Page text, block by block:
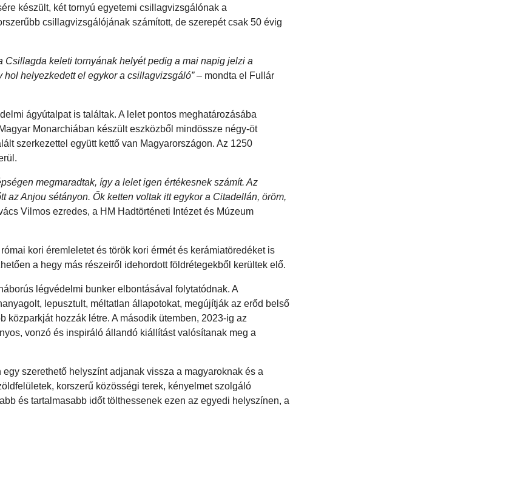
készült, két tornyú egyetemi csillagvizsgálónak a
csillagvizsgálójának számított, de szerepét csak 50 évig
Csillagda keleti tornyának helyét pedig a mai napig jelzi a
helyezkedett el egykor a csillagvizsgáló”– mondta el Fullár
ágyútalpat is találtak. A lelet pontos meghatározásába
Monarchiában készült eszközből mindössze négy-öt
szerkezettel együtt kettő van Magyarországon. Az 1250
megmaradtak, így a lelet igen értékesnek számít. Az
az Anjou sétányon. Ők ketten voltak itt egykor a Citadellán, öröm,
Vilmos ezredes, a HM Hadtörténeti Intézet és Múzeum
kori éremleletet és török kori érmét és kerámiatöredéket is
a hegy más részeiről idehordott földrétegekből kerültek elő.
légvédelmi bunker elbontásával folytatódnak. A
lepusztult, méltatlan állapotokat, megújítják az erőd belső
közparkját hozzák létre. A második ütemben, 2023-ig az
vonzó és inspiráló állandó kiállítást valósítanak meg a
szerethető helyszínt adjanak vissza a magyaroknak és a
korszerű közösségi terek, kényelmet szolgáló
és tartalmasabb időt tölthessenek ezen az egyedi helyszínen, a